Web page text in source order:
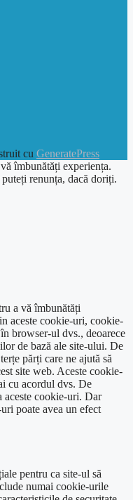
cu GeneratePress
îmbunătăți experiența.
renunța, dacă doriți.
a vă îmbunătăți
aceste cookie-uri, cookie-
browser-ul dvs., deoarece
de bază ale site-ului. De
părți care ne ajută să
site web. Aceste cookie-
cu acordul dvs. De
aceste cookie-uri. Dar
poate avea un efect
pentru ca site-ul să
numai cookie-urile